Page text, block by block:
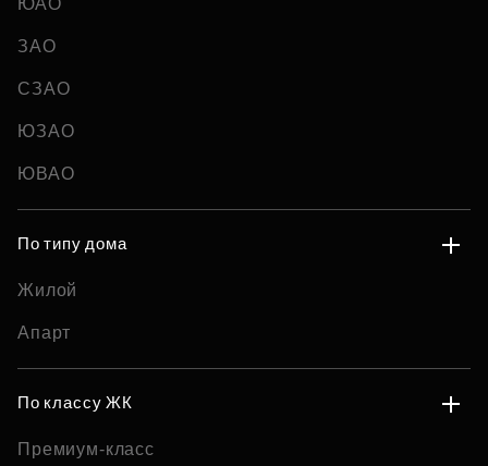
ЮАО
ЗАО
СЗАО
ЮЗАО
ЮВАО
По типу дома
Жилой
Апарт
По классу ЖК
Премиум-класс